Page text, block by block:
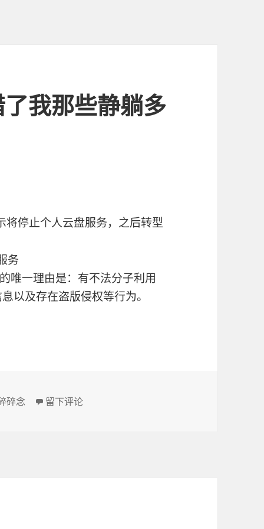
我那些静躺多
停止个人云盘服务，之后转型
唯一理由是：有不法分子利用
以及存在盗版侵权等行为。
碎念 于360关闭云盘，可惜了我那些静躺多年的数据
留下评论